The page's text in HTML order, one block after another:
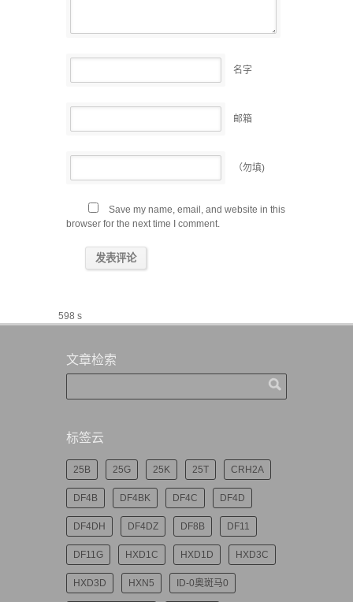
名字
邮箱
（勿填)
Save my name, email, and website in this
browser for the next time I comment.
598 s
文章检索
标签云
25B 25G 25K 25T CRH2A
DF4B DF4BK DF4C DF4D
DF4DH DF4DZ DF8B DF11
DF11G HXD1C HXD1D HXD3C
HXD3D HXN5 ID-0奥斑马0